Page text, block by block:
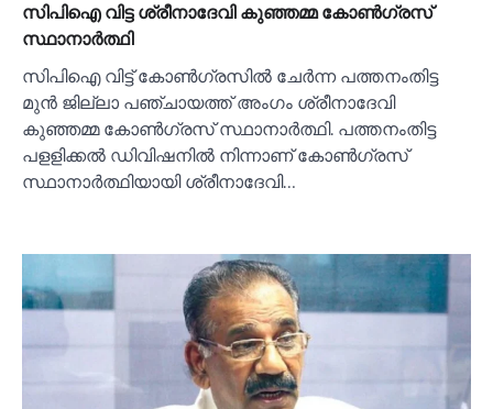
സിപിഐ വിട്ട ശ്രീനാദേവി കുഞ്ഞമ്മ കോണ്‍ഗ്രസ്
സ്ഥാനാര്‍ത്ഥി
സിപിഐ വിട്ട് കോണ്‍ഗ്രസില്‍ ചേര്‍ന്ന പത്തനംതിട്ട
മുന്‍ ജില്ലാ പഞ്ചായത്ത് അംഗം ശ്രീനാദേവി
കുഞ്ഞമ്മ കോണ്‍ഗ്രസ് സ്ഥാനാര്‍ത്ഥി. പത്തനംതിട്ട
പളളിക്കല്‍ ഡിവിഷനില്‍ നിന്നാണ് കോണ്‍ഗ്രസ്
സ്ഥാനാര്‍ത്ഥിയായി ശ്രീനാദേവി…